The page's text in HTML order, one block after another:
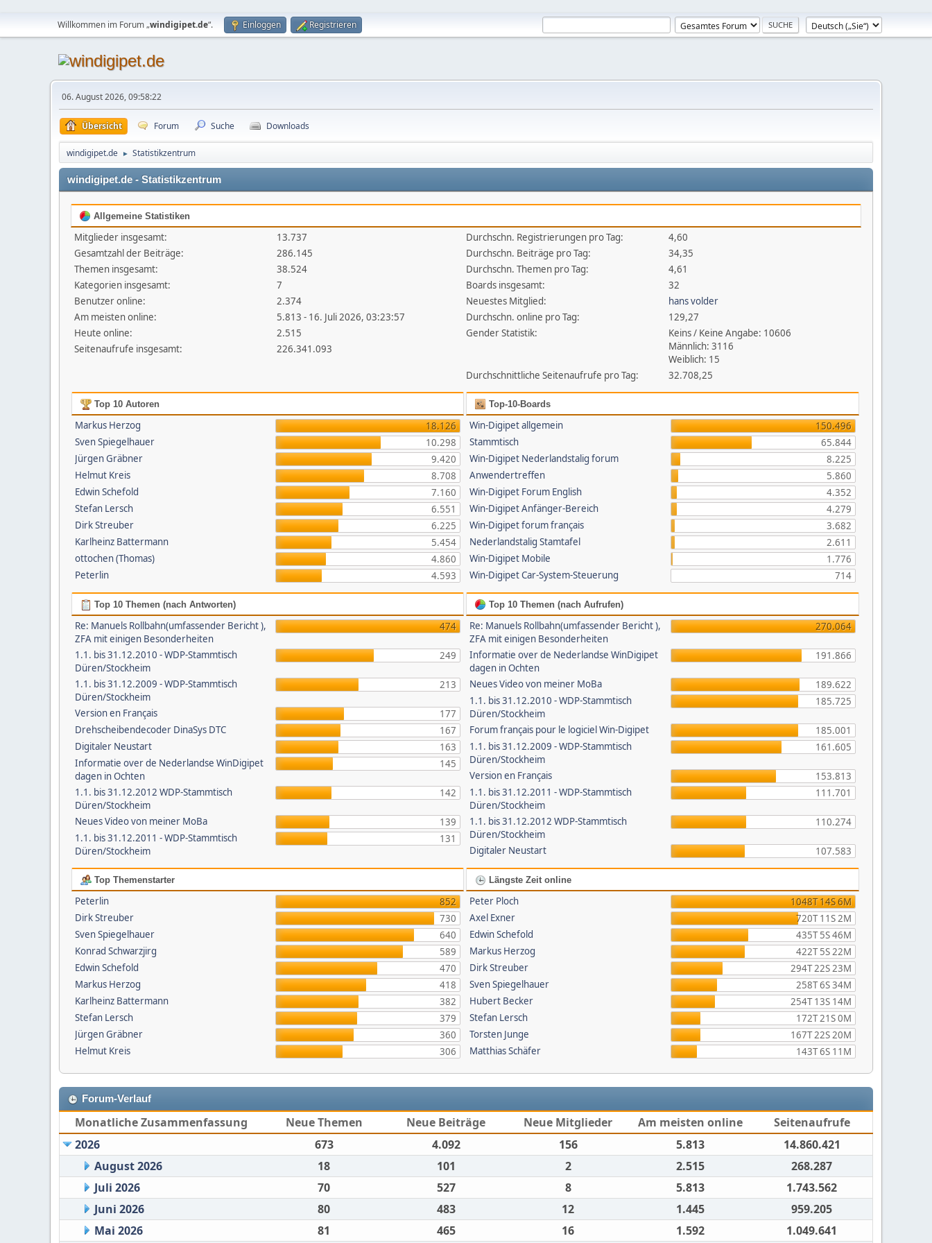
Willkommen im Forum „windigipet.de“. Einloggen Registrieren
06. August 2026, 09:58:22
Übersicht Forum Suche Downloads
windigipet.de ► Statistikzentrum
windigipet.de - Statistikzentrum
Allgemeine Statistiken
Mitglieder insgesamt:
13.737
Gesamtzahl der Beiträge:
286.145
Themen insgesamt:
38.524
Kategorien insgesamt:
7
Benutzer online:
2.374
Am meisten online:
5.813 - 16. Juli 2026, 03:23:57
Heute online:
2.515
Seitenaufrufe insgesamt:
226.341.093
Durchschn. Registrierungen pro Tag:
4,60
Durchschn. Beiträge pro Tag:
34,35
Durchschn. Themen pro Tag:
4,61
Boards insgesamt:
32
Neuestes Mitglied:
hans volder
Durchschn. online pro Tag:
129,27
Gender Statistik:
Keins / Keine Angabe: 10606
Männlich: 3116
Weiblich: 15
Durchschnittliche Seitenaufrufe pro Tag:
32.708,25
Top 10 Autoren
Markus Herzog
18.126
Sven Spiegelhauer
10.298
Jürgen Gräbner
9.420
Helmut Kreis
8.708
Edwin Schefold
7.160
Stefan Lersch
6.551
Dirk Streuber
6.225
Karlheinz Battermann
5.454
ottochen (Thomas)
4.860
Peterlin
4.593
Top-10-Boards
Win-Digipet allgemein
150.496
Stammtisch
65.844
Win-Digipet Nederlandstalig forum
8.225
Anwendertreffen
5.860
Win-Digipet Forum English
4.352
Win-Digipet Anfänger-Bereich
4.279
Win-Digipet forum français
3.682
Nederlandstalig Stamtafel
2.611
Win-Digipet Mobile
1.776
Win-Digipet Car-System-Steuerung
714
Top 10 Themen (nach Antworten)
Re: Manuels Rollbahn(umfassender Bericht ),
ZFA mit einigen Besonderheiten
474
1.1. bis 31.12.2010 - WDP-Stammtisch
Düren/Stockheim
249
1.1. bis 31.12.2009 - WDP-Stammtisch
Düren/Stockheim
213
Version en Français
177
Drehscheibendecoder DinaSys DTC
167
Digitaler Neustart
163
Informatie over de Nederlandse WinDigipet
dagen in Ochten
145
1.1. bis 31.12.2012 WDP-Stammtisch
Düren/Stockheim
142
Neues Video von meiner MoBa
139
1.1. bis 31.12.2011 - WDP-Stammtisch
Düren/Stockheim
131
Top 10 Themen (nach Aufrufen)
Re: Manuels Rollbahn(umfassender Bericht ),
ZFA mit einigen Besonderheiten
270.064
Informatie over de Nederlandse WinDigipet
dagen in Ochten
191.866
Neues Video von meiner MoBa
189.622
1.1. bis 31.12.2010 - WDP-Stammtisch
Düren/Stockheim
185.725
Forum français pour le logiciel Win-Digipet
185.001
1.1. bis 31.12.2009 - WDP-Stammtisch
Düren/Stockheim
161.605
Version en Français
153.813
1.1. bis 31.12.2011 - WDP-Stammtisch
Düren/Stockheim
111.701
1.1. bis 31.12.2012 WDP-Stammtisch
Düren/Stockheim
110.274
Digitaler Neustart 107.583
Top Themenstarter
Peterlin
852
Dirk Streuber
730
Sven Spiegelhauer
640
Konrad Schwarzjirg
589
Edwin Schefold
470
Markus Herzog
418
Karlheinz Battermann
382
Stefan Lersch
379
Jürgen Gräbner
360
Helmut Kreis
306
Längste Zeit online
Peter Ploch
1048T 14S 6M
Axel Exner
720T 11S 2M
Edwin Schefold
435T 5S 46M
Markus Herzog
422T 5S 22M
Dirk Streuber
294T 22S 23M
Sven Spiegelhauer
258T 6S 34M
Hubert Becker
254T 13S 14M
Stefan Lersch
172T 21S 0M
Torsten Junge
167T 22S 20M
Matthias Schäfer
143T 6S 11M
Forum-Verlauf
Monatliche Zusammenfassung Neue Themen Neue Beiträge Neue Mitglieder Am meisten online
Seitenaufrufe
2026
673 4.092 156 5.813
14.860.421
August 2026
18 101 2 2.515
268.287
Juli 2026
70 527 8 5.813
1.743.562
Juni 2026
80 483 12 1.445
959.205
Mai 2026
81 465 16 1.592 1.049.641